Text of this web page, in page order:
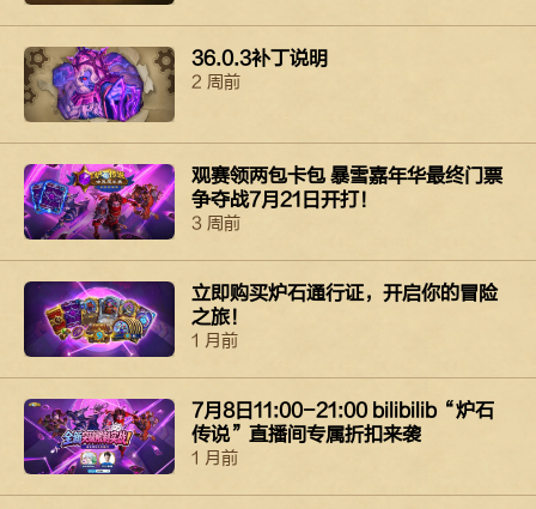
36.0.3补丁说明
2 周前
观赛领两包卡包 暴雪嘉年华最终门票
争夺战7月21日开打！
3 周前
立即购买​​​​炉石​通行证，​​​​开启​你​​​​的​​​​冒险
之​​​​旅！​​​​
1 月前
7月8日11:00-21:00 bilibilib“炉石
传说”直播间专属折扣来袭
1 月前